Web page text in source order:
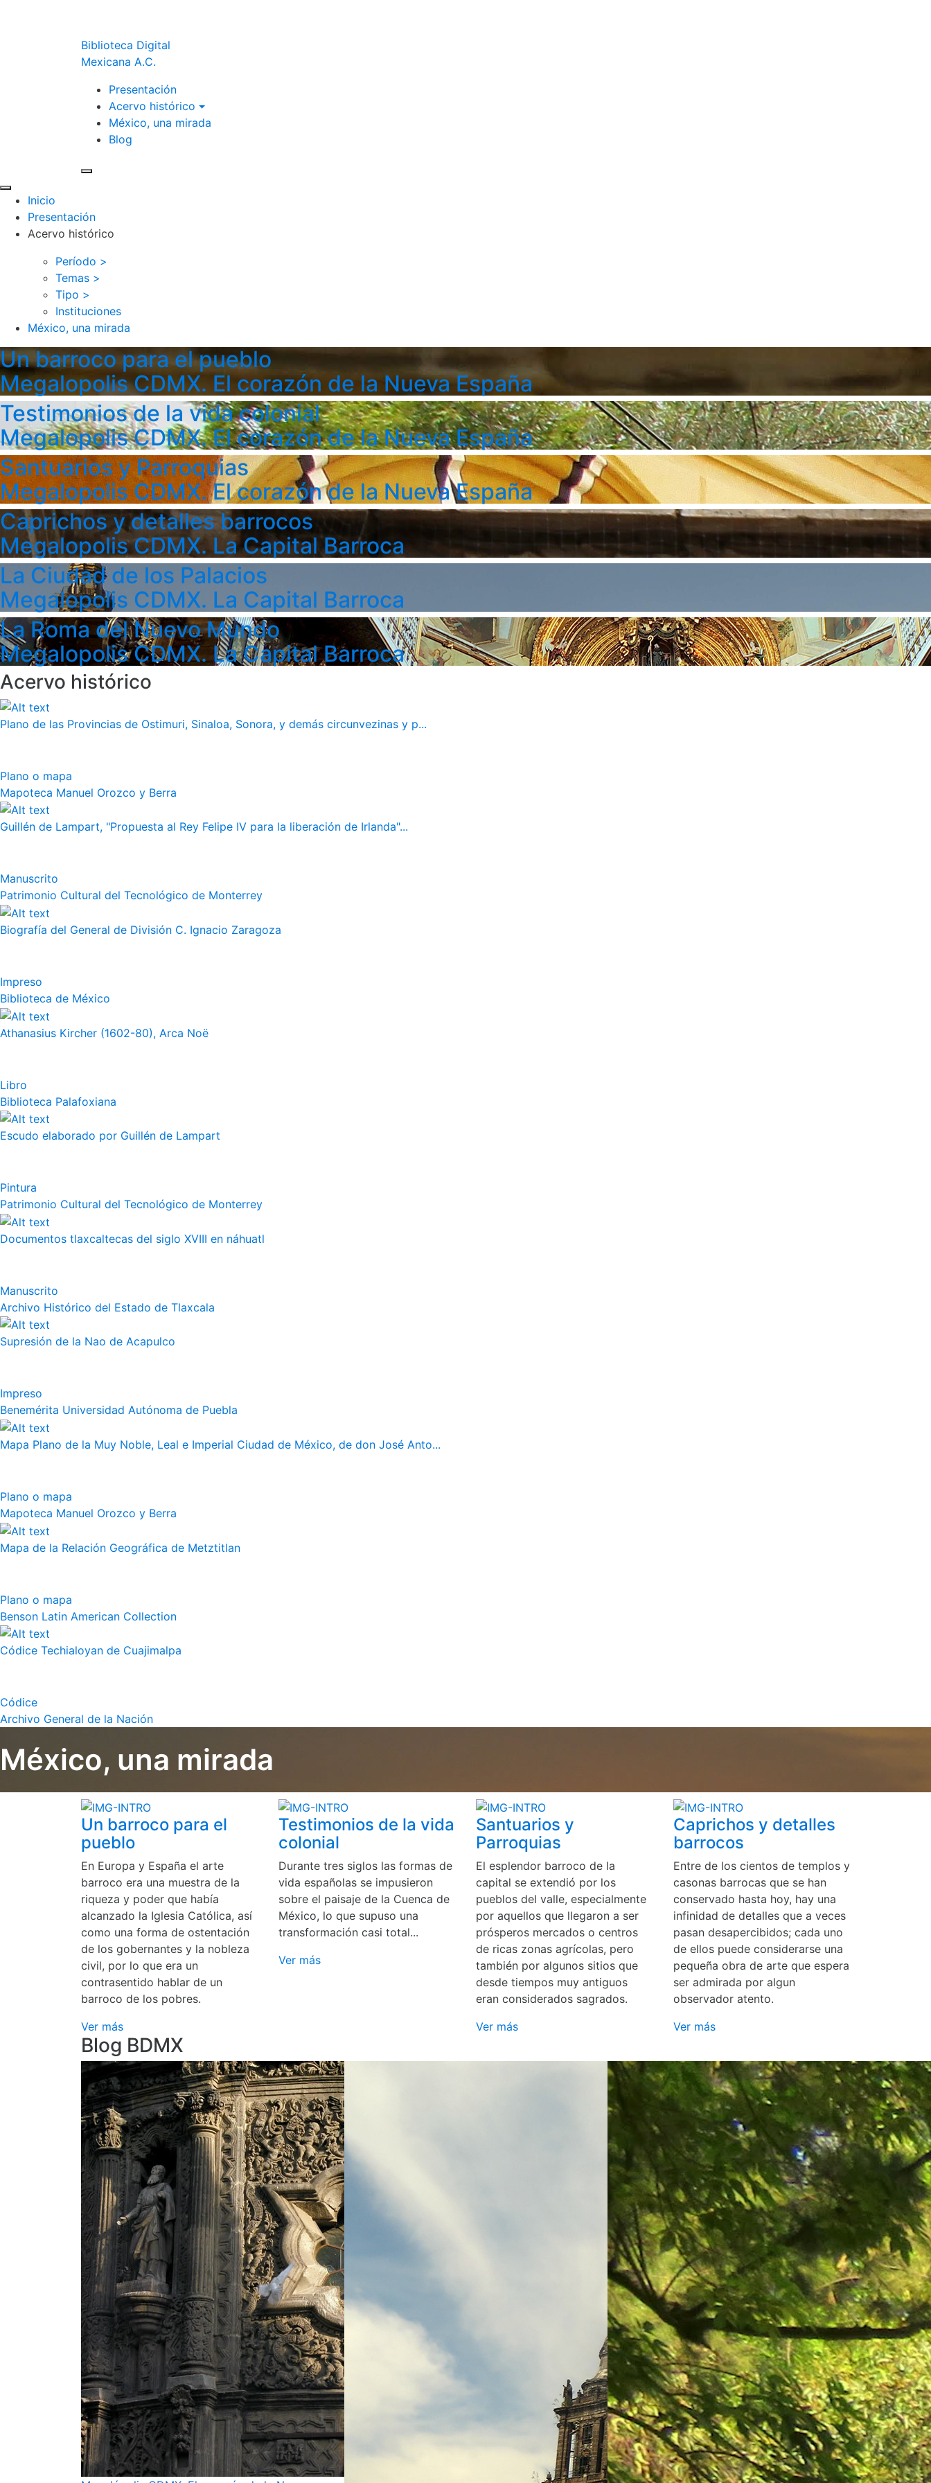
Biblioteca Digital
Mexicana A.C.
Presentación
Acervo histórico
México, una mirada
Blog
Inicio
Presentación
Acervo histórico
Período >
Temas >
Tipo >
Instituciones
México, una mirada
Un barroco para el pueblo
Megalopolis CDMX. El corazón de la Nueva España
Testimonios de la vida colonial
Megalopolis CDMX. El corazón de la Nueva España
Santuarios y Parroquias
Megalopolis CDMX. El corazón de la Nueva España
Caprichos y detalles barrocos
Megalopolis CDMX. La Capital Barroca
La Ciudad de los Palacios
Megalopolis CDMX. La Capital Barroca
La Roma del Nuevo Mundo
Megalopolis CDMX. La Capital Barroca
Acervo histórico
Plano de las Provincias de Ostimuri, Sinaloa, Sonora, y demás circunvezinas y p...
Plano o mapa
Mapoteca Manuel Orozco y Berra
Guillén de Lampart, "Propuesta al Rey Felipe IV para la liberación de Irlanda"...
Manuscrito
Patrimonio Cultural del Tecnológico de Monterrey
Biografía del General de División C. Ignacio Zaragoza
Impreso
Biblioteca de México
Athanasius Kircher (1602-80), Arca Noë
Libro
Biblioteca Palafoxiana
Escudo elaborado por Guillén de Lampart
Pintura
Patrimonio Cultural del Tecnológico de Monterrey
Documentos tlaxcaltecas del siglo XVIII en náhuatl
Manuscrito
Archivo Histórico del Estado de Tlaxcala
Supresión de la Nao de Acapulco
Impreso
Benemérita Universidad Autónoma de Puebla
Mapa Plano de la Muy Noble, Leal e Imperial Ciudad de México, de don José Anto...
Plano o mapa
Mapoteca Manuel Orozco y Berra
Mapa de la Relación Geográfica de Metztitlan
Plano o mapa
Benson Latin American Collection
Códice Techialoyan de Cuajimalpa
Códice
Archivo General de la Nación
México, una mirada
Un barroco para el
pueblo
En Europa y España el arte
barroco era una muestra de la
riqueza y poder que había
alcanzado la Iglesia Católica, así
como una forma de ostentación
de los gobernantes y la nobleza
civil, por lo que era un
contrasentido hablar de un
barroco de los pobres.
Ver más
Testimonios de la vida
colonial
Durante tres siglos las formas de
vida españolas se impusieron
sobre el paisaje de la Cuenca de
México, lo que supuso una
transformación casi total...
Ver más
Santuarios y
Parroquias
El esplendor barroco de la
capital se extendió por los
pueblos del valle, especialmente
por aquellos que llegaron a ser
prósperos mercados o centros
de ricas zonas agrícolas, pero
también por algunos sitios que
desde tiempos muy antiguos
eran considerados sagrados.
Ver más
Caprichos y detalles
barrocos
Entre de los cientos de templos y
casonas barrocas que se han
conservado hasta hoy, hay una
infinidad de detalles que a veces
pasan desapercibidos; cada uno
de ellos puede considerarse una
pequeña obra de arte que espera
ser admirada por algun
observador atento.
Ver más
Blog BDMX